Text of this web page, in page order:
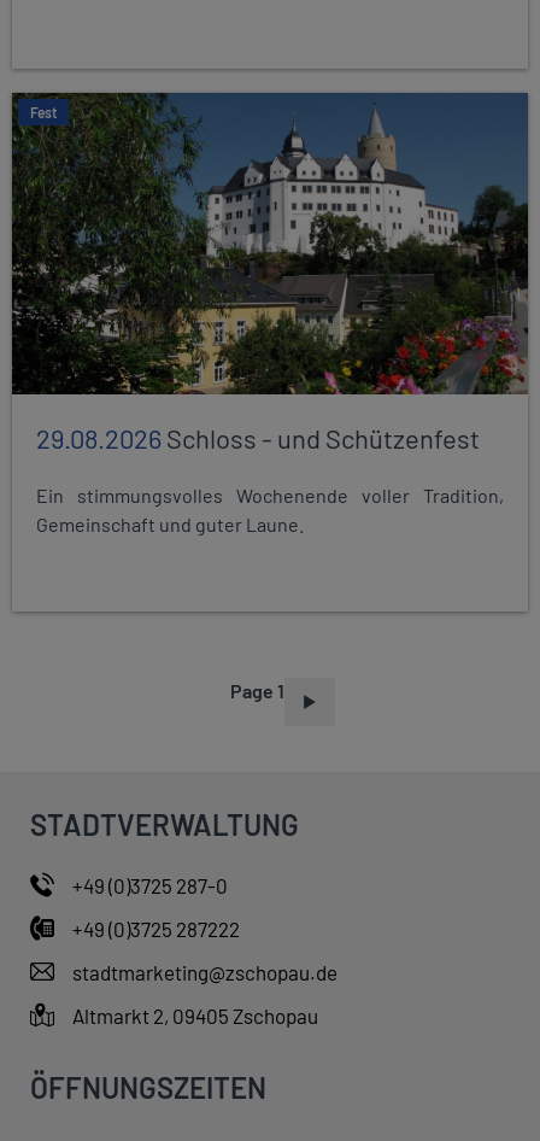
Fest
29.08.2026Schloss - und Schützenfest
Ein stimmungsvolles Wochenende voller Tradition,
Gemeinschaft und guter Laune.
Page 1
STADTVERWALTUNG
+49 (0)3725 287-0
+49 (0)3725 287222
stadtmarketing@zschopau.de
Altmarkt 2, 09405 Zschopau
ÖFFNUNGSZEITEN